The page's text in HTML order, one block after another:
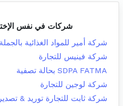
شركات في نفس
شركة أمير للمواد الغذائية بالجملة
شركة فينيس للتجارة
SDPA FATMA بحالة تصفية
شركة لوجين للتجارة
شركة ثابت للتجارة توريد & تصدير